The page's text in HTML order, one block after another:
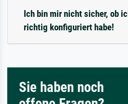
Ich bin mir nicht sicher, ob
richtig konfiguriert habe!
Sie haben noch